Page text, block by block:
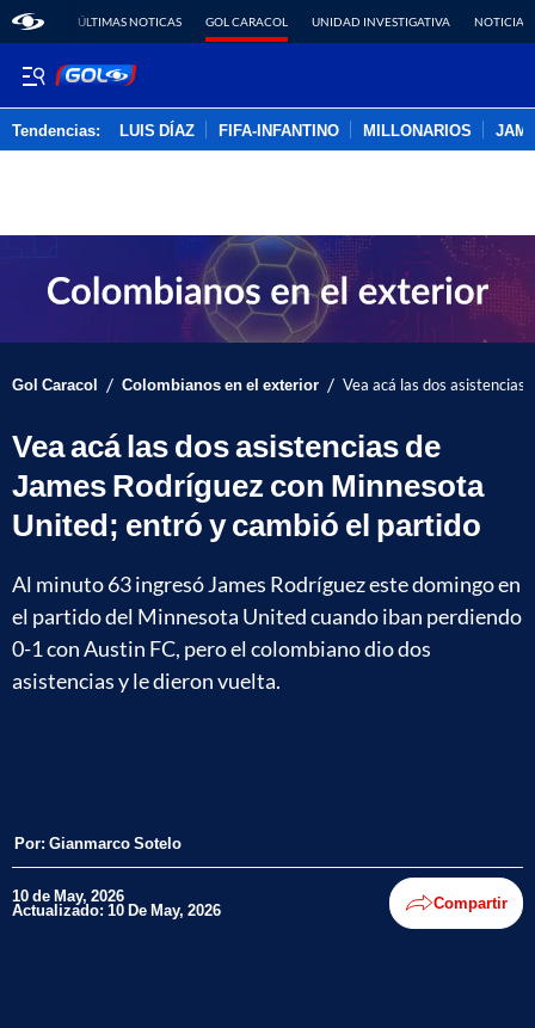
ÚLTIMAS NOTICAS GOL CARACOL UNIDAD INVESTIGATIVA NOTICIAS
Tendencias: LUIS DÍAZ FIFA-INFANTINO MILLONARIOS
Gol Caracol / Colombianos en el exterior / Vea acá las dos
Vea acá las dos asistencias de
James Rodríguez con Minnesota
United; entró y cambió el partido
Al minuto 63 ingresó James Rodríguez este domingo en
el partido del Minnesota United cuando iban perdiendo
0-1 con Austin FC, pero el colombiano dio dos
asistencias y le dieron vuelta.
Por: Gianmarco Sotelo
10 de May, 2026
Actualizado: 10 De May, 2026 Compartir